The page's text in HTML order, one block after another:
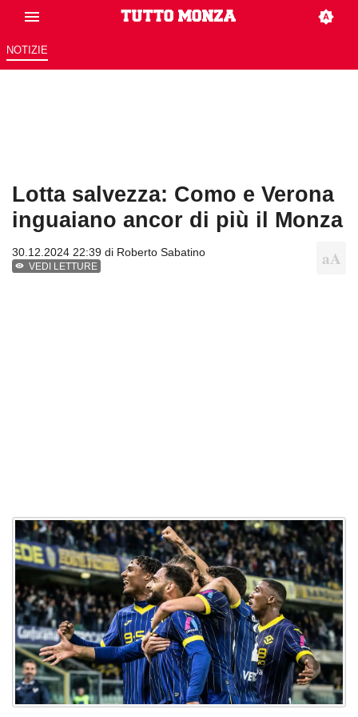
NOTIZIE
Lotta salvezza: Como e Verona
inguaiano ancor di più il Monza
30.12.2024 22:39 di Roberto Sabatino
VEDI LETTURE